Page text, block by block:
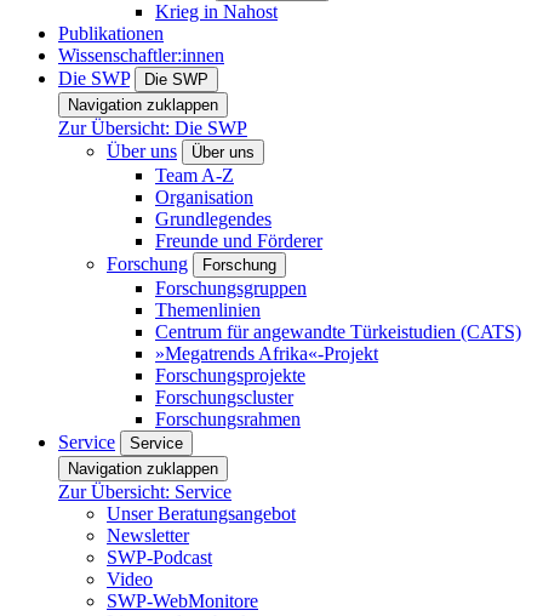
Krieg in Nahost
Publikationen
Wissenschaftler:innen
Die SWP
Die SWP
Navigation zuklappen
Zur Übersicht: Die SWP
Über uns
Über uns
Team A-Z
Organisation
Grundlegendes
Freunde und Förderer
Forschung
Forschung
Forschungsgruppen
Themenlinien
Centrum für angewandte Türkeistudien (CATS)
»Megatrends Afrika«-Projekt
Forschungsprojekte
Forschungscluster
Forschungsrahmen
Service
Service
Navigation zuklappen
Zur Übersicht: Service
Unser Beratungsangebot
Newsletter
SWP-Podcast
Video
SWP-WebMonitore